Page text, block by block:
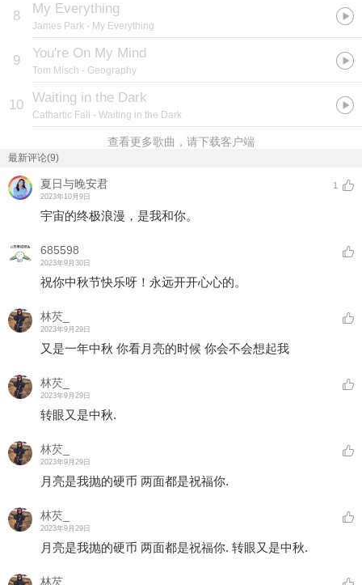
8 My Everything
James Park - My Everything
9 You're On My Mind
Tom Misch - Geography
10 Waiting in the Dark
Cathartic Fall - Waiting in the Dark
查看更多歌曲，请下载客户端
最新评论(9)
夏日与晚安君
2023年10月9日
1
宇宙的终极浪漫，是我和你。
685598
2023年9月30日
祝你中秋节快乐呀！永远开开心心的。
林芡_
2023年9月29日
又是一年中秋 你看月亮的时候 你会不会想起我
林芡_
2023年9月29日
转眼又是中秋.
林芡_
2023年9月29日
月亮是我抛的硬币 两面都是祝福你.
林芡_
2023年9月29日
月亮是我抛的硬币 两面都是祝福你. 转眼又是中秋.
林芡_